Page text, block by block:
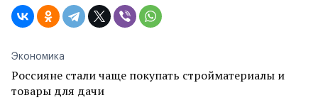
Экономика
Россияне стали чаще покупать стройматериалы и
товары для дачи